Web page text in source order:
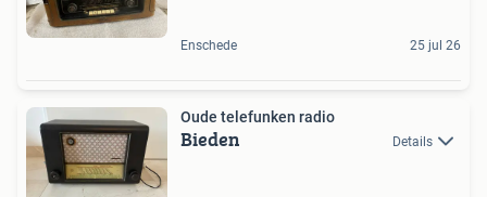
Enschede 25 jul 26
Oude telefunken radio
Bieden Details